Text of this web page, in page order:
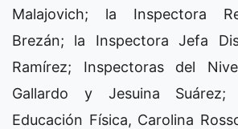
Malajovich; la Inspectora
Brezán; la Inspectora Jefa
Ramírez; Inspectoras del
Gallardo y Jesuina Suárez;
Educación Física, Carolina